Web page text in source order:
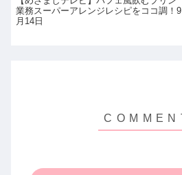
業務スーパーアレンジレシピをココ調！9
月14日